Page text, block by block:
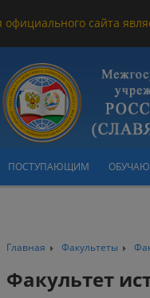
сайта
ПОСТУПАЮЩИМ
Главная Факультеты
Факультет